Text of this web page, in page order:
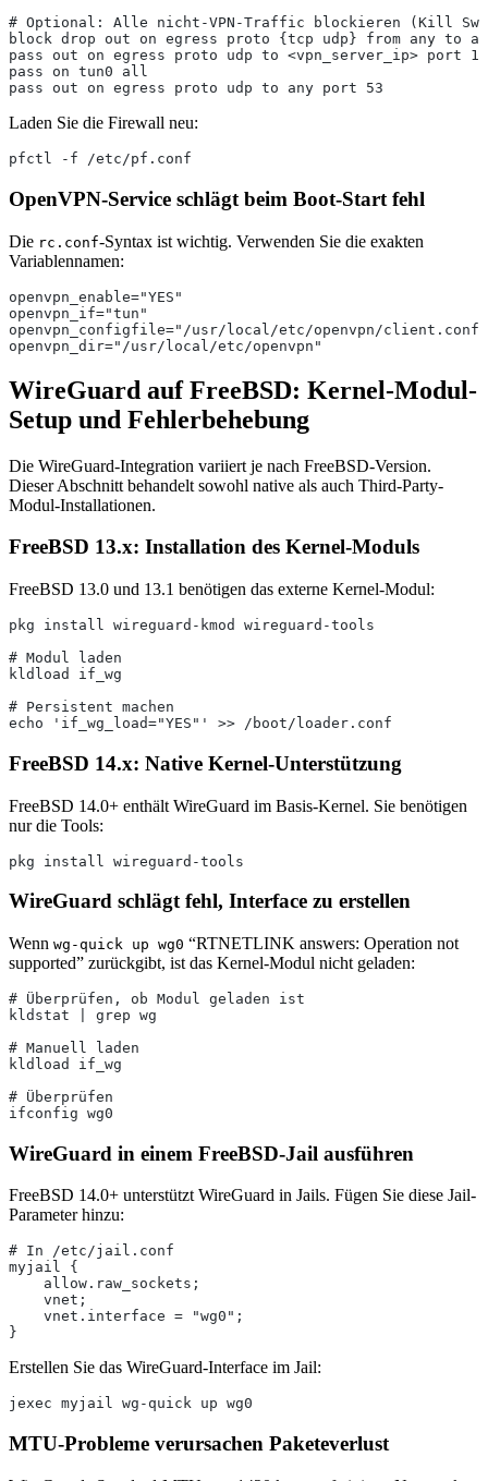
# Optional: Alle nicht-VPN-Traffic blockieren (Kill
block drop out on egress proto {tcp udp} from any to
pass out on egress proto udp to <vpn_server_ip> port
pass on tun0 all
pass out on egress proto udp to any port 53
Laden Sie die Firewall neu:
pfctl -f /etc/pf.conf
OpenVPN-Service schlägt beim Boot-Start fehl
Die rc.conf-Syntax ist wichtig. Verwenden Sie die exakten
Variablennamen:
openvpn_enable="YES"
openvpn_if="tun"
openvpn_configfile="/usr/local/etc/openvpn/client.conf"
openvpn_dir="/usr/local/etc/openvpn"
WireGuard auf FreeBSD: Kernel-Modul-
Setup und Fehlerbehebung
Die WireGuard-Integration variiert je nach FreeBSD-Version.
Dieser Abschnitt behandelt sowohl native als auch Third-Party-
Modul-Installationen.
FreeBSD 13.x: Installation des Kernel-Moduls
FreeBSD 13.0 und 13.1 benötigen das externe Kernel-Modul:
pkg install wireguard-kmod wireguard-tools
# Modul laden
kldload if_wg
# Persistent machen
echo 'if_wg_load="YES"' >> /boot/loader.conf
FreeBSD 14.x: Native Kernel-Unterstützung
FreeBSD 14.0+ enthält WireGuard im Basis-Kernel. Sie benötigen
nur die Tools:
pkg install wireguard-tools
WireGuard schlägt fehl, Interface zu erstellen
Wenn wg-quick up wg0 “RTNETLINK answers: Operation not
supported” zurückgibt, ist das Kernel-Modul nicht geladen:
# Überprüfen, ob Modul geladen ist
kldstat | grep wg
# Manuell laden
kldload if_wg
# Überprüfen
ifconfig wg0
WireGuard in einem FreeBSD-Jail ausführen
FreeBSD 14.0+ unterstützt WireGuard in Jails. Fügen Sie diese Jail-
Parameter hinzu:
# In /etc/jail.conf
myjail {
    allow.raw_sockets;
    vnet;
    vnet.interface = "wg0";
}
Erstellen Sie das WireGuard-Interface im Jail:
jexec myjail wg-quick up wg0
MTU-Probleme verursachen Paketeverlust